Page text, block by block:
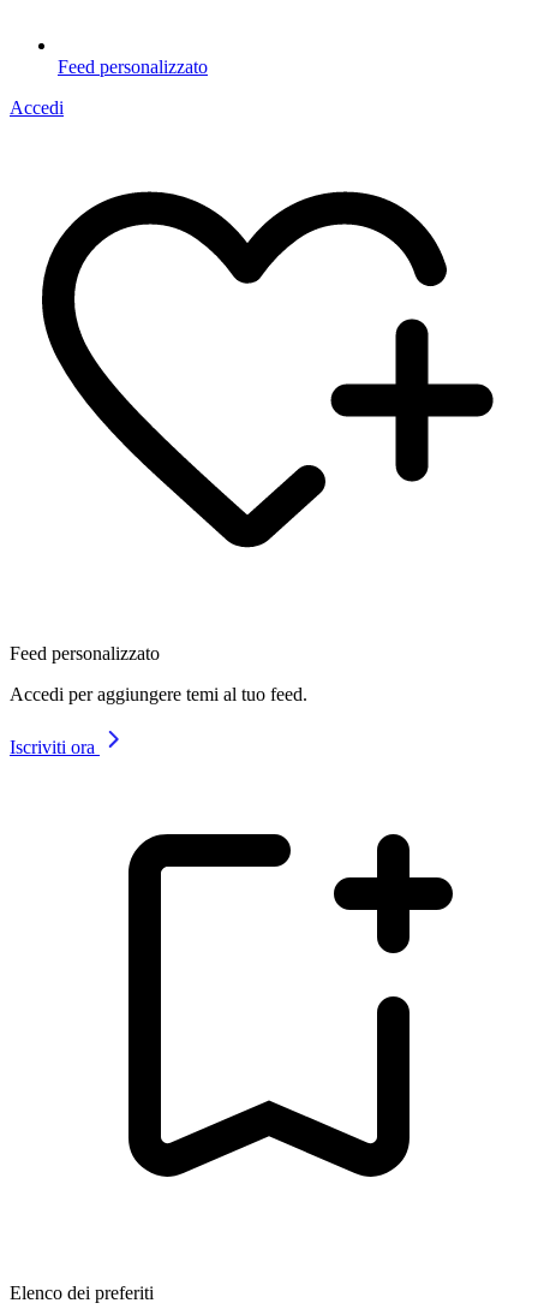
Feed personalizzato
Accedi
Feed personalizzato
Accedi per aggiungere temi al tuo feed.
Iscriviti ora
Elenco dei preferiti